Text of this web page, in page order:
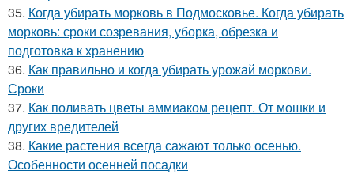
35. Когда убирать морковь в Подмосковье. Когда убирать
морковь: сроки созревания, уборка, обрезка и
подготовка к хранению
36. Как правильно и когда убирать урожай моркови.
Сроки
37. Как поливать цветы аммиаком рецепт. От мошки и
других вредителей
38. Какие растения всегда сажают только осенью.
Особенности осенней посадки